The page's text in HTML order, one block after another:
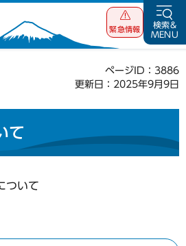
緊急情報
検索&
MENU
ページID：3886
更新日：2025年9月9日
て
ついて